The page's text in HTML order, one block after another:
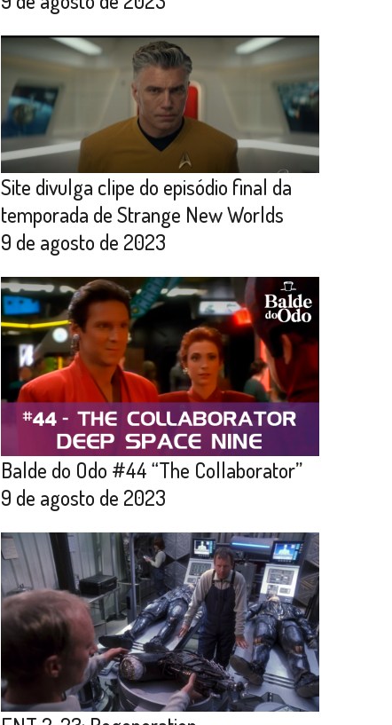
Site divulga clipe do episódio final da
temporada de Strange New Worlds
9 de agosto de 2023
Balde do Odo #44 “The Collaborator”
9 de agosto de 2023